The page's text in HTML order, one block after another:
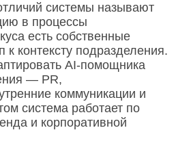
системы называют
в процессы
есть собственные
к контексту подразделения.
AI-помощника
— PR,
коммуникации и
система работает по
и корпоративной